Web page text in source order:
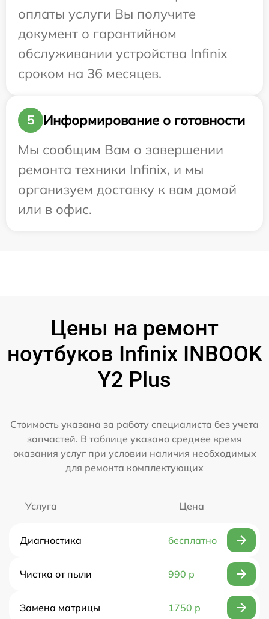
оплаты услуги Вы получите
документ о гарантийном
обслуживании устройства Infinix
сроком на 36 месяцев.
5
Информирование о готовности
Мы сообщим Вам о завершении
ремонта техники Infinix, и мы
организуем доставку к вам домой
или в офис.
Цены на ремонт
ноутбуков Infinix INBOOK
Y2 Plus
Стоимость указана за работу специалиста без учета
запчастей. В таблице указано среднее время
оказания услуг при условии наличия необходимых
для ремонта комплектующих
Услуга Цена
Диагностика бесплатно
Чистка от пыли 990 р
Замена матрицы 1750 р